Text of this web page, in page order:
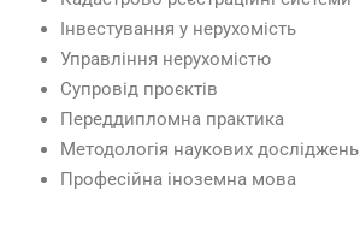
Інвестування у нерухомість
Управління нерухомістю
Супровід проєктів
Переддипломна практика
Методологія наукових досліджень
Професійна іноземна мова